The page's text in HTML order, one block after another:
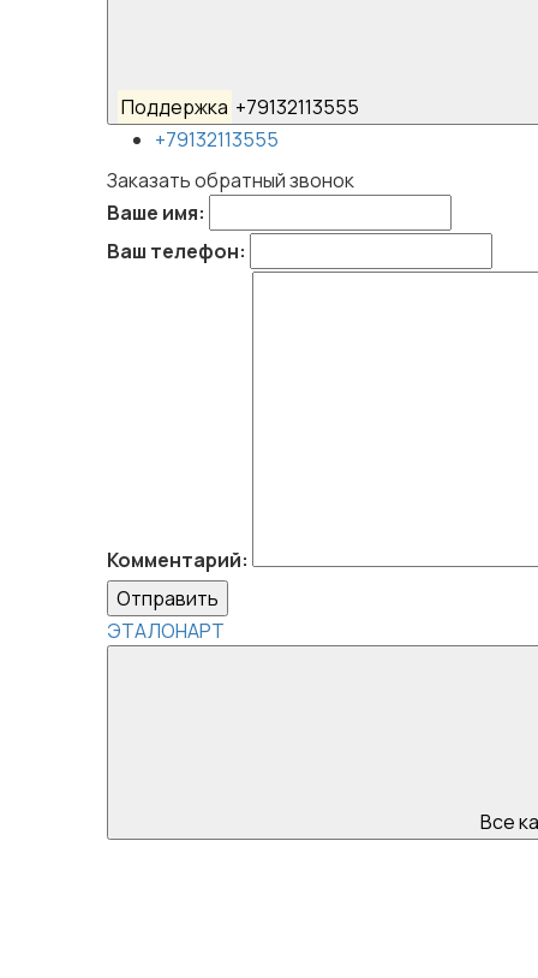
Поддержка +79132113555
+79132113555
Заказать обратный звонок
Ваше имя:
Ваш телефон:
Комментарий:
Отправить
ЭТАЛОНАРТ
Все